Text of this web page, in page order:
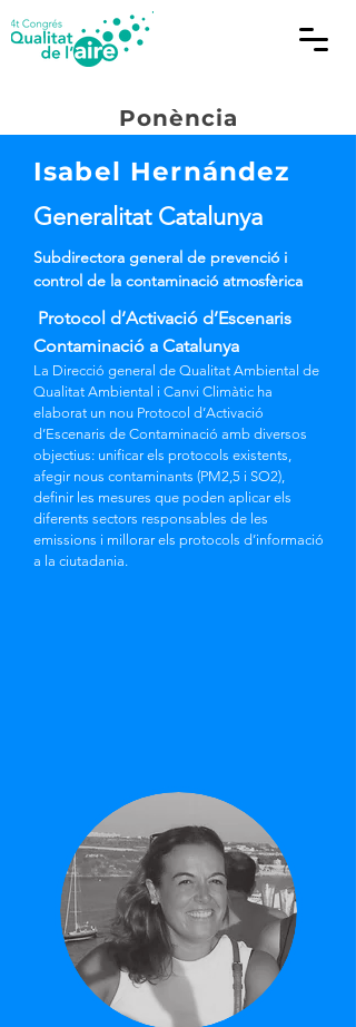
Ponència
Isabel Hernández
Generalitat Catalunya
Subdirectora general de prevenció i
control de la contaminació atmosfèrica
Protocol d’Activació d’Escenaris
Contaminació a Catalunya
La Direcció general de Qualitat Ambiental de
Qualitat Ambiental i Canvi Climàtic ha
elaborat un nou Protocol d’Activació
d’Escenaris de Contaminació amb diversos
objectius: unificar els protocols existents,
afegir nous contaminants (PM2,5 i SO2),
definir les mesures que poden aplicar els
diferents sectors responsables de les
emissions i millorar els protocols d’informació
a la ciutadania.